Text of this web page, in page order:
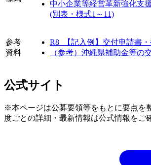
中小企業等経営革新強化支
(別表・様式1～11)
参考
資料
R8_【記入例】交付申請書
（参考）沖縄県補助金等の
公式サイト
※本ページは公募要領等をもとに要点を
度ごとの詳細・最新情報は公式情報をご